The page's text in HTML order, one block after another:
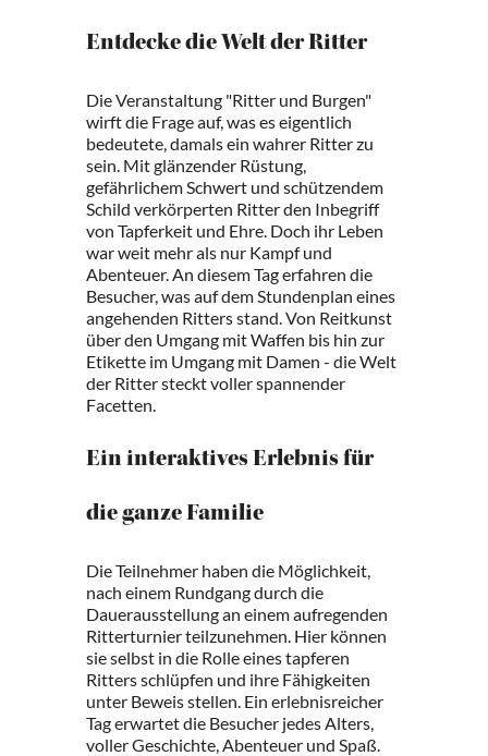
Entdecke die Welt der Ritter
Die Veranstaltung "Ritter und Burgen"
wirft die Frage auf, was es eigentlich
bedeutete, damals ein wahrer Ritter zu
sein. Mit glänzender Rüstung,
gefährlichem Schwert und schützendem
Schild verkörperten Ritter den Inbegriff
von Tapferkeit und Ehre. Doch ihr Leben
war weit mehr als nur Kampf und
Abenteuer. An diesem Tag erfahren die
Besucher, was auf dem Stundenplan eines
angehenden Ritters stand. Von Reitkunst
über den Umgang mit Waffen bis hin zur
Etikette im Umgang mit Damen - die Welt
der Ritter steckt voller spannender
Facetten.
Ein interaktives Erlebnis für
die ganze Familie
Die Teilnehmer haben die Möglichkeit,
nach einem Rundgang durch die
Dauerausstellung an einem aufregenden
Ritterturnier teilzunehmen. Hier können
sie selbst in die Rolle eines tapferen
Ritters schlüpfen und ihre Fähigkeiten
unter Beweis stellen. Ein erlebnisreicher
Tag erwartet die Besucher jedes Alters,
voller Geschichte, Abenteuer und Spaß.